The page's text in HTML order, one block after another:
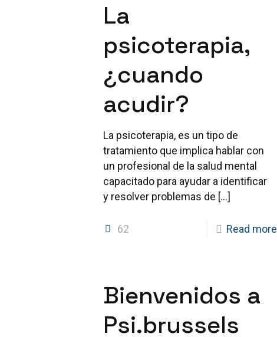
La
psicoterapia,
¿cuando
acudir?
La psicoterapia, es un tipo de
tratamiento que implica hablar con
un profesional de la salud mental
capacitado para ayudar a identificar
y resolver problemas de […]
62 Read more
Bienvenidos a
Psi.brussels